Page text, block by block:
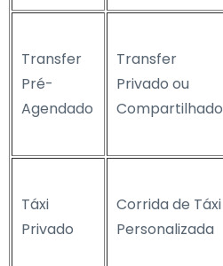
Transfer
Pré-
Agendado
Transfer
Privado ou
Compartilhado
Táxi
Privado
Corrida de Táxi
Personalizada